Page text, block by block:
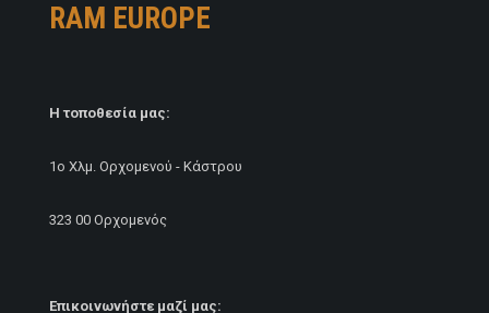
RAM EUROPE
Η τοποθεσία μας:
1ο Χλμ. Ορχομενού - Κάστρου
323 00 Ορχομενός
Επικοινωνήστε μαζί μας: